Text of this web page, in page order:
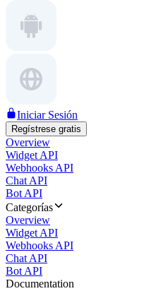
Iniciar Sesión
Regístrese gratis
Overview
Widget API
Webhooks API
Chat API
Bot API
Categorías
Overview
Widget API
Webhooks API
Chat API
Bot API
Documentation